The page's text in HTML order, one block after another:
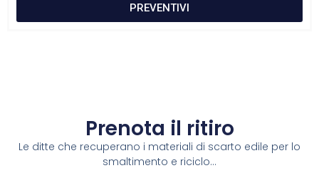
PREVENTIVI
Prenota il ritiro
Le ditte che recuperano i materiali di scarto edile per lo
smaltimento e riciclo...